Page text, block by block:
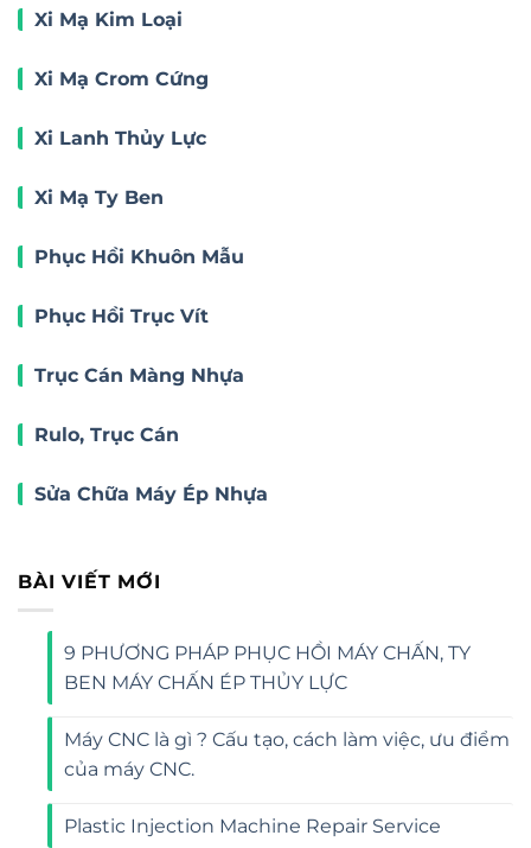
Xi Mạ Kim Loại
Xi Mạ Crom Cứng
Xi Lanh Thủy Lực
Xi Mạ Ty Ben
Phục Hồi Khuôn Mẫu
Phục Hồi Trục Vít
Trục Cán Màng Nhựa
Rulo, Trục Cán
Sửa Chữa Máy Ép Nhựa
BÀI VIẾT MỚI
9 PHƯƠNG PHÁP PHỤC HỒI MÁY CHẤN, TY
BEN MÁY CHẤN ÉP THỦY LỰC
Máy CNC là gì ? Cấu tạo, cách làm việc, ưu điểm
của máy CNC.
Plastic Injection Machine Repair Service